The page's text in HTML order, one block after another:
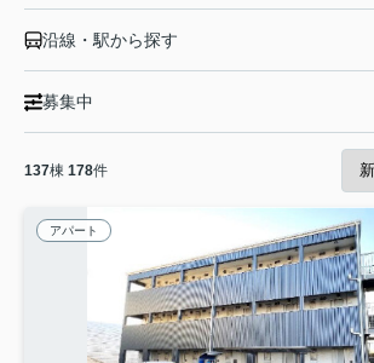
沿線・駅から探す
募集中
137棟 178件
アパート